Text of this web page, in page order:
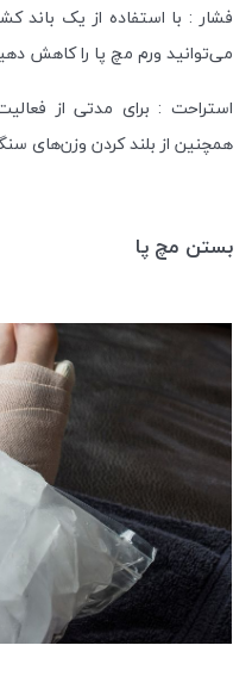
فشار : با استفاده از یک
می‌توانید ورم مچ پا را کاهش
استراحت : برای مدتی از
همچنین از بلند کردن وزن‌های
بستن مچ پا